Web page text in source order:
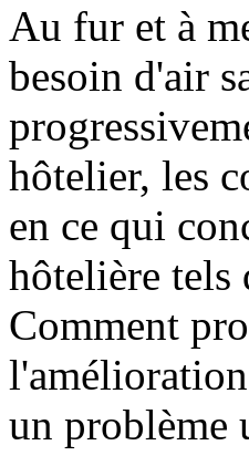
Au fur et à
besoin d'air
hôtelier, les
en ce qui
hôtelière tels
Comment
un problème